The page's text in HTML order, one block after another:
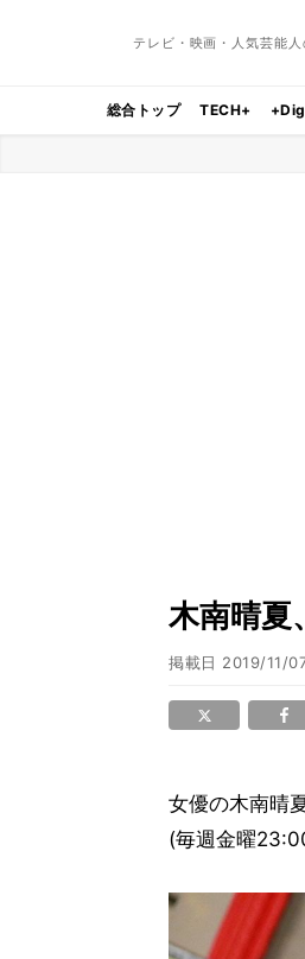
テレビ・映画・人気芸能人
総合トップ TECH+
木南晴夏
掲載日 2019/11/
女優の木南晴
(毎週金曜